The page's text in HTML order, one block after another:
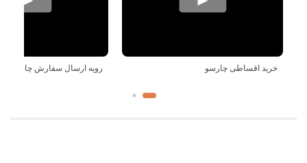
خرید اقساطی چارسو رویه ارسال سفارش چارسو